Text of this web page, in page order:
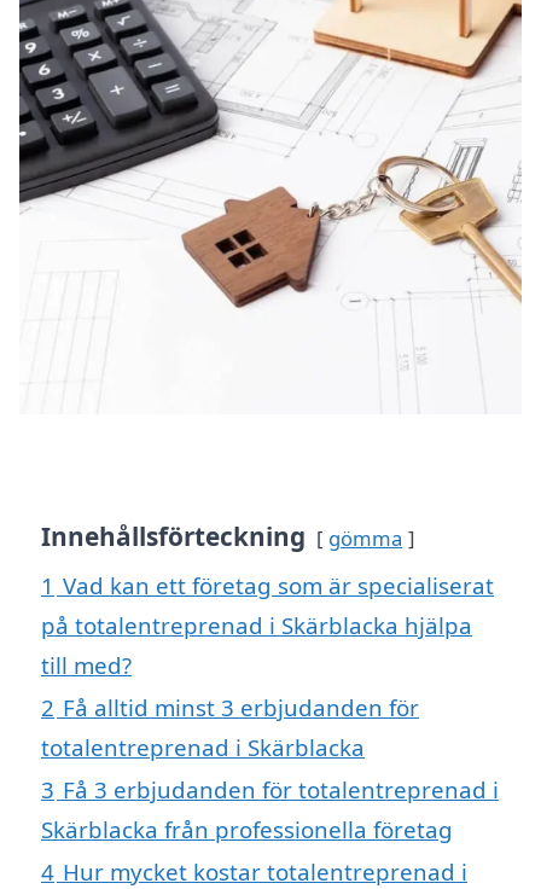
Innehållsförteckning gömma
1 Vad kan ett företag som är specialiserat
på totalentreprenad i Skärblacka hjälpa
till med?
2 Få alltid minst 3 erbjudanden för
totalentreprenad i Skärblacka
3 Få 3 erbjudanden för totalentreprenad i
Skärblacka från professionella företag
4 Hur mycket kostar totalentreprenad i